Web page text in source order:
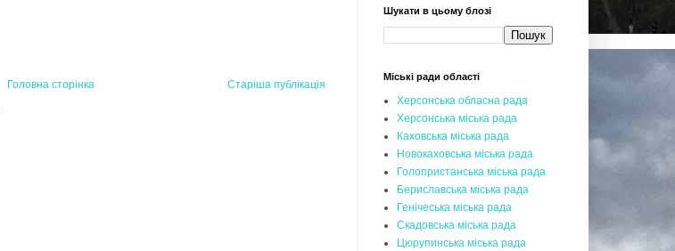
Старіша публікація
Головна сторінка
Шукати в цьому блозі
Міські ради області
Херсонська обласна рада
Херсонська міська рада
Каховська міська рада
Новокаховська міська рада
Голопристанська міська рада
Бериславська міська рада
Генічеська міська рада
Скадовська міська рада
Цюрупинська міська рада